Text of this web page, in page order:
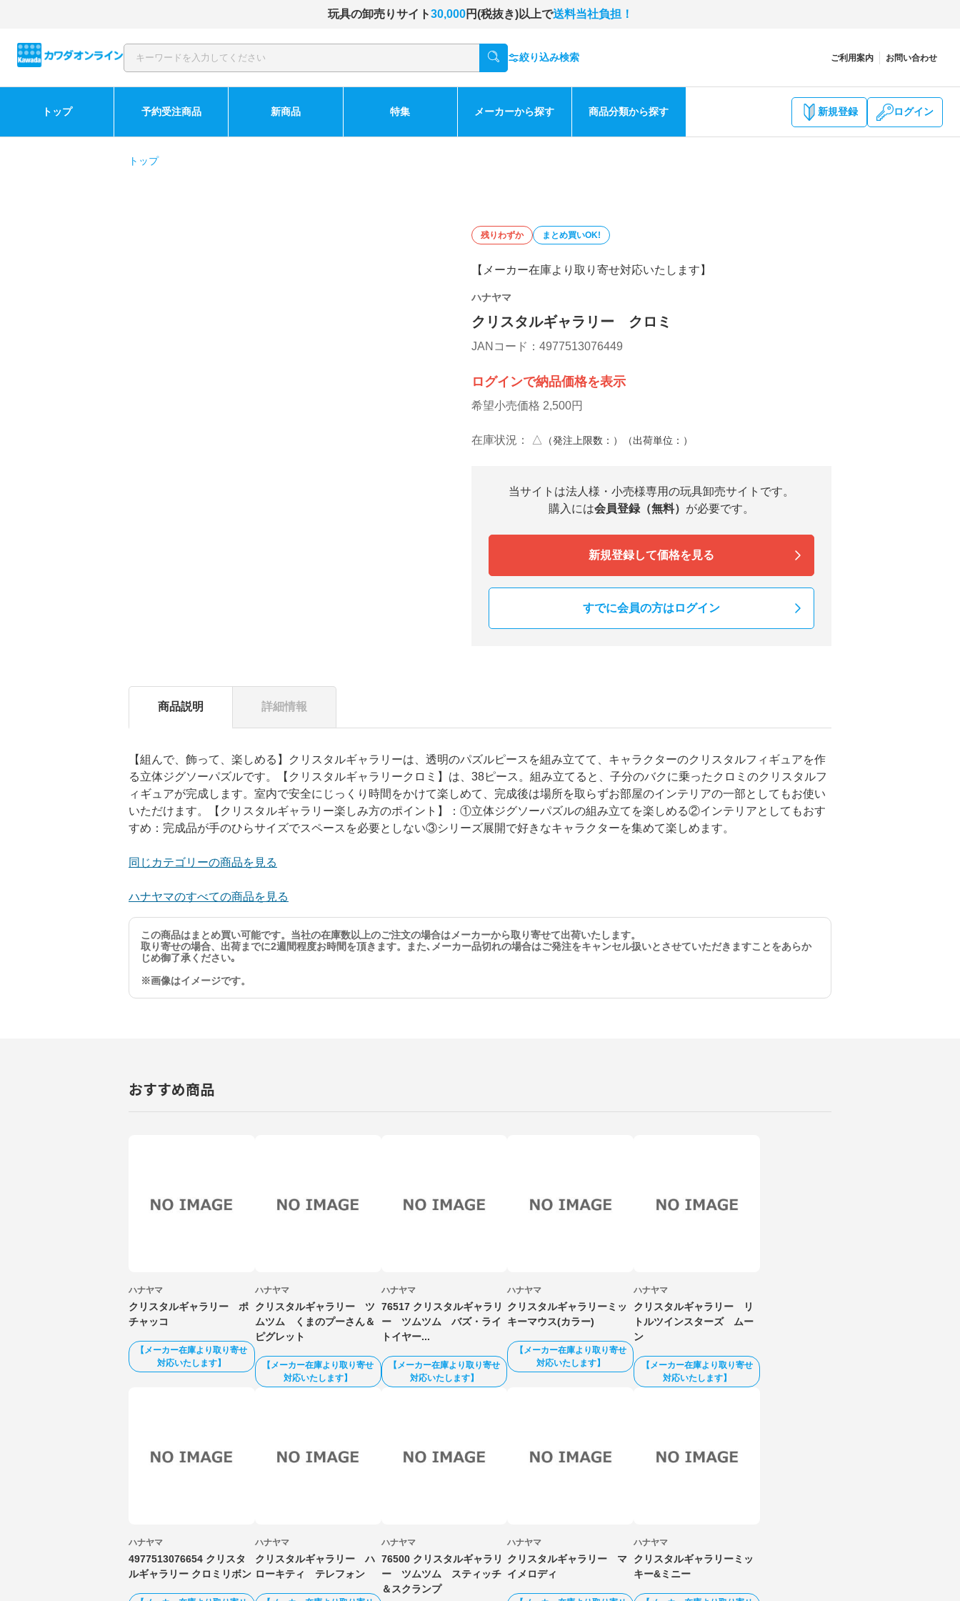
玩具の卸売りサイト30,000円(税抜き)以上で送料当社負担！
絞り込み検索 ご利用案内 お問い合わせ
トップ 予約受注商品 新商品 特集 メーカーから探す 商品分類から探す 新規登録 ログイン
トップ
残りわずか まとめ買いOK!
【メーカー在庫より取り寄せ対応いたします】
ハナヤマ
クリスタルギャラリー クロミ
JANコード：4977513076449
ログインで納品価格を表示
希望小売価格 2,500円
在庫状況： △ （発注上限数：）（出荷単位：）
当サイトは法人様・小売様専用の玩具卸売サイトです。
購入には会員登録（無料） が必要です。
新規登録して価格を見る
すでに会員の方はログイン
商品説明 詳細情報
【組んで、飾って、楽しめる】クリスタルギャラリーは、透明のパズルピースを組み立てて、キャラクターのクリスタルフィギュアを作
る立体ジグソーパズルです。【クリスタルギャラリークロミ】は、38ピース。組み立てると、子分のバクに乗ったクロミのクリスタルフ
ィギュアが完成します。室内で安全にじっくり時間をかけて楽しめて、完成後は場所を取らずお部屋のインテリアの一部としてもお使い
いただけます。【クリスタルギャラリー楽しみ方のポイント】：①立体ジグソーパズルの組み立てを楽しめる②インテリアとしてもおす
すめ：完成品が手のひらサイズでスペースを必要としない③シリーズ展開で好きなキャラクターを集めて楽しめます。
同じカテゴリーの商品を見る
ハナヤマのすべての商品を見る
この商品はまとめ買い可能です。当社の在庫数以上のご注文の場合はメーカーから取り寄せて出荷いたします。
取り寄せの場合、出荷までに2週間程度お時間を頂きます。また､メーカー品切れの場合はご発注をキャンセル扱いとさせていただきますことをあらか
じめ御了承ください｡
※画像はイメージです。
おすすめ商品
ハナヤマ
クリスタルギャラリー ポ
チャッコ
【メーカー在庫より取り寄せ
対応いたします】
ハナヤマ
クリスタルギャラリー ツ
ムツム くまのプーさん＆
ピグレット
【メーカー在庫より取り寄せ
対応いたします】
ハナヤマ
76517 クリスタルギャラリ
ー ツムツム バズ・ライ
トイヤー...
【メーカー在庫より取り寄せ
対応いたします】
ハナヤマ
クリスタルギャラリーミッ
キーマウス(カラー)
【メーカー在庫より取り寄せ
対応いたします】
ハナヤマ
クリスタルギャラリー リ
トルツインスターズ ムー
ン
【メーカー在庫より取り寄せ
対応いたします】
ハナヤマ
4977513076654 クリスタ
ルギャラリー クロミリボン
ハナヤマ
クリスタルギャラリー ハ
ローキティ テレフォン
ハナヤマ
76500 クリスタルギャラリ
ー ツムツム スティッチ
＆スクランプ
ハナヤマ
クリスタルギャラリー マ
イメロディ
ハナヤマ
クリスタルギャラリーミッ
キー&ミニー